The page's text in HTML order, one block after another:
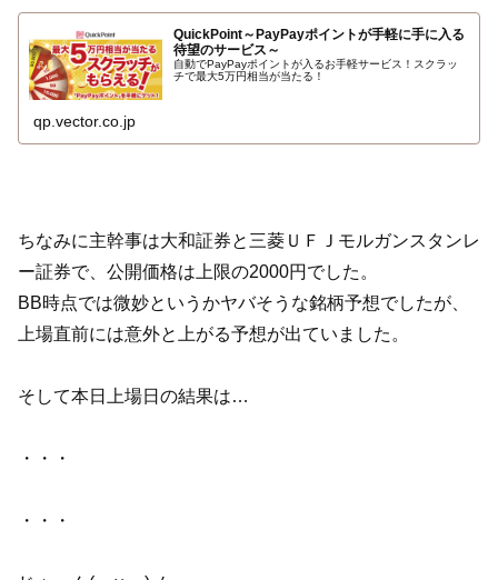
QuickPoint～PayPayポイントが手軽に手に入る
待望のサービス～
自動でPayPayポイントが入るお手軽サービス！スクラッ
チで最大5万円相当が当たる！
qp.vector.co.jp
ちなみに主幹事は大和証券と三菱ＵＦＪモルガンスタンレ
ー証券で、公開価格は上限の2000円でした。
BB時点では微妙というかヤバそうな銘柄予想でしたが、
上場直前には意外と上がる予想が出ていました。
そして本日上場日の結果は…
・・・
・・・